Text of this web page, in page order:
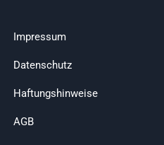
Impressum
Datenschutz
Haftungshinweise
AGB